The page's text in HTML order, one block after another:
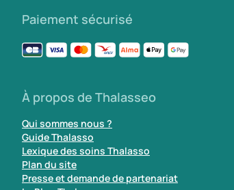
Paiement sécurisé
À propos de Thalasseo
Qui sommes nous ?
Guide Thalasso
Lexique des soins Thalasso
Plan du site
Presse et demande de partenariat